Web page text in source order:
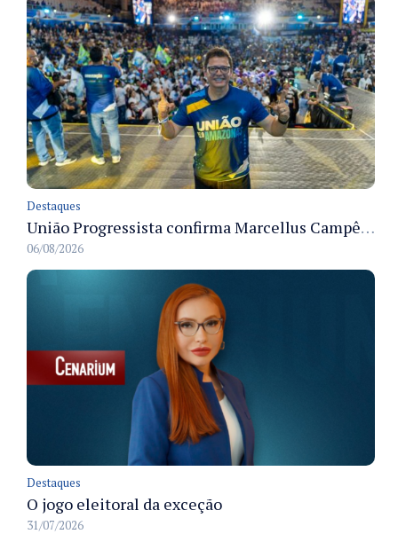
Destaques
União Progressista confirma Marcellus Campêlo como candidato a deputado estadual
06/08/2026
Destaques
O jogo eleitoral da exceção
31/07/2026